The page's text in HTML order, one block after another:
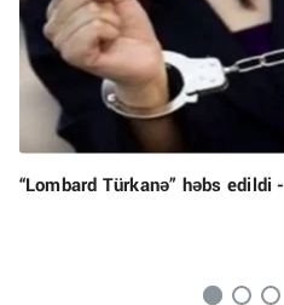
“Lombard Türkanə” həbs edildi -